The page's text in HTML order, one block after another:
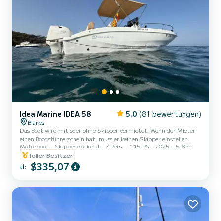
Idea Marine IDEA 58 5.0 (81 bewertungen)
Blanes
Das Boot wird mit oder ohne Skipper vermietet. Wenn der Mieter
einen Bootsführerschein hat, muss er keinen Skipper einstellen
Motorboot
Skipper optional 7 Pers. 115 PS 2025
5.8 m
Toller Besitzer
ab $335,07